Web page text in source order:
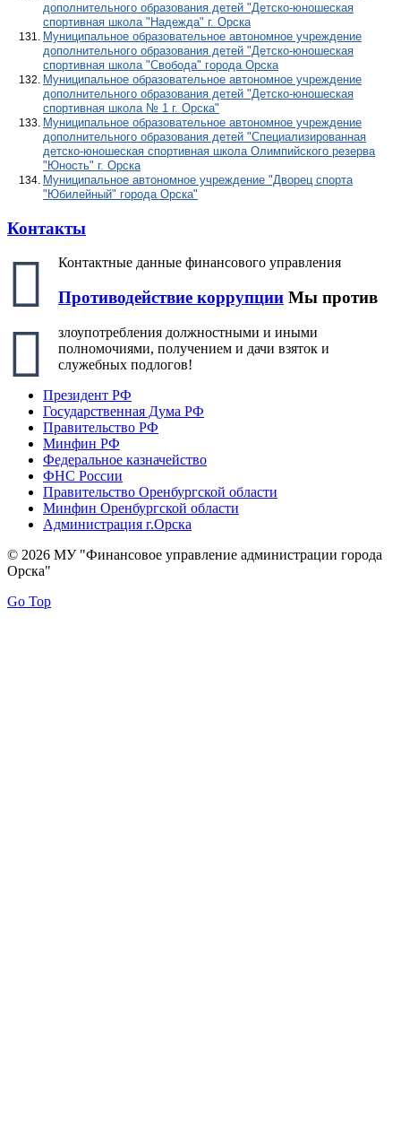
дополнительного образования детей "Детско-юношеская
спортивная школа "Надежда" г. Орска
Муниципальное образовательное автономное учреждение
дополнительного образования детей "Детско-юношеская
спортивная школа "Свобода" города Орска
Муниципальное образовательное автономное учреждение
дополнительного образования детей "Детско-юношеская
спортивная школа № 1 г. Орска"
Муниципальное образовательное автономное учреждение
дополнительного образования детей "Специализированная
детско-юношеская спортивная школа Олимпийского резерва
"Юность" г. Орска
Муниципальное автономное учреждение "Дворец спорта
"Юбилейный" города Орска"
Контакты
Контактные данные финансового управления
Противодействие коррупции Мы против
злоупотребления должностными и иными
полномочиями, получением и дачи взяток и
служебных подлогов!
Президент РФ
Государственная Дума РФ
Правительство РФ
Минфин РФ
Федеральное казначейство
ФНС России
Правительство Оренбургской области
Минфин Оренбургской области
Администрация г.Орска
© 2026 МУ "Финансовое управление администрации города
Орска"
Go Top